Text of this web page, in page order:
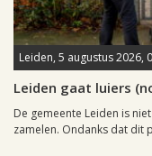
Leiden, 5 augustus 2026,
Leiden gaat luiers
De gemeente Leiden is
zamelen. Ondanks dat dit